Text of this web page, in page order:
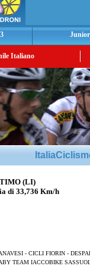
Italiano
(LI)
di 33,736 Km/h
- CICLI FIORIN -
TEAM IACCOBIKE